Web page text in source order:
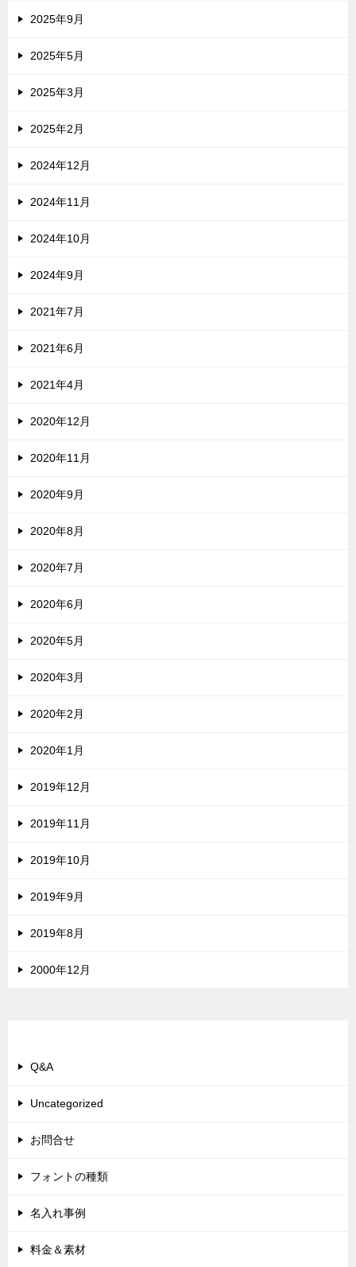
2025年9月
2025年5月
2025年3月
2025年2月
2024年12月
2024年11月
2024年10月
2024年9月
2021年7月
2021年6月
2021年4月
2020年12月
2020年11月
2020年9月
2020年8月
2020年7月
2020年6月
2020年5月
2020年3月
2020年2月
2020年1月
2019年12月
2019年11月
2019年10月
2019年9月
2019年8月
2000年12月
Q&A
Uncategorized
お問合せ
フォントの種類
名入れ事例
料金＆素材